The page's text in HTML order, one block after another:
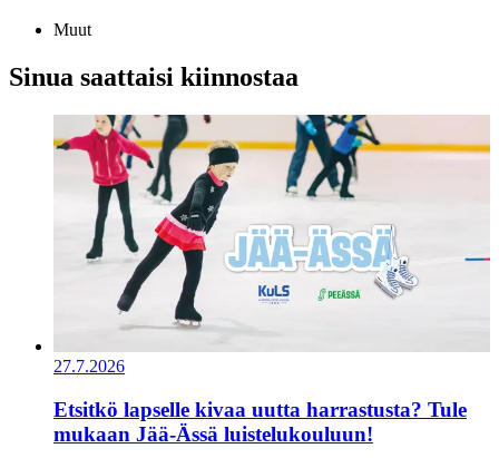
Muut
Sinua saattaisi kiinnostaa
27.7.2026
Etsitkö lapselle kivaa uutta harrastusta? Tule
mukaan Jää-Ässä luistelukouluun!